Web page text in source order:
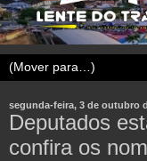
segunda-feira, 3 de outubro
Deputados
confira os